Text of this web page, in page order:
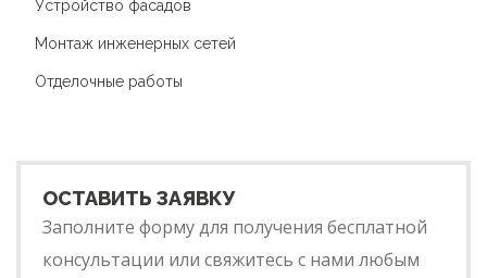
Устройство фасадов
Монтаж инженерных сетей
Отделочные работы
ОСТАВИТЬ ЗАЯВКУ
Заполните форму для получения бесплатной
консультации или свяжитесь с нами любым